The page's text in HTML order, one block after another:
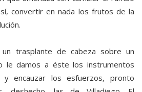
convertir en nada los frutos de la
trasplante de cabeza sobre un
le damos a éste los instrumentos
encauzar los esfuerzos, pronto